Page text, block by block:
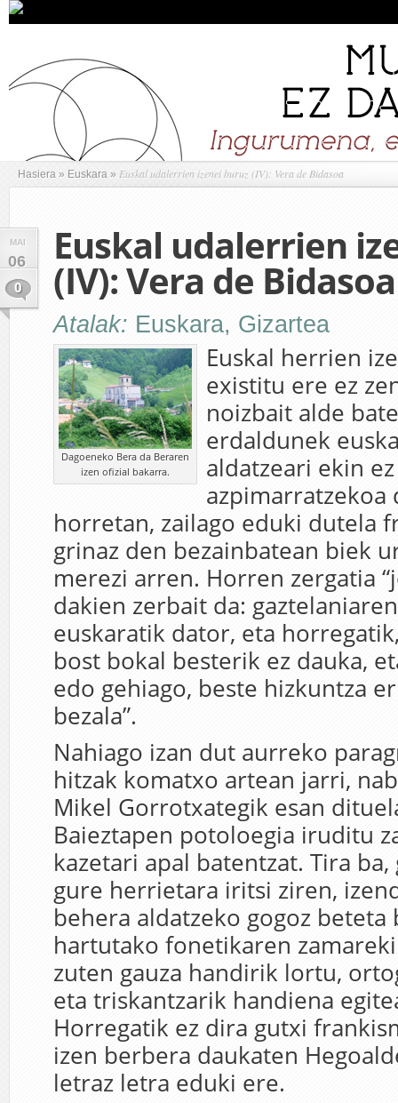
Hasiera » Euskara » Euskal udalerrien izenei buruz (IV): Vera de Bidasoa
MAI
06
0
Euskal udalerrien
(IV): Vera de Bidasoa
Atalak: Euskara, Gizartea
Dagoeneko Bera da Beraren
izen ofizial bakarra.
Euskal herrien
existitu ere ez
noizbait alde
erdaldunek
aldatzeari ekin
azpimarratzekoa
horretan, zailago eduki dutela
grinaz den bezainbatean biek
merezi arren. Horren zergatia
dakien zerbait da:
euskaratik dator, eta
bost bokal besterik ez dauka,
edo gehiago, beste hizkuntza
bezala”.
Nahiago izan dut aurreko
hitzak komatxo artean jarri,
Mikel Gorrotxategik esan
Baieztapen potoloegia iruditu
kazetari apal batentzat. Tira
gure herrietara iritsi ziren,
behera aldatzeko gogoz beteta
hartutako fonetikaren
zuten gauza handirik lortu,
eta triskantzarik handiena
Horregatik ez dira gutxi
izen berbera daukaten
letraz letra eduki ere.